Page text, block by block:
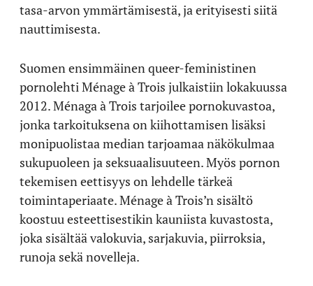
tasa-arvon ymmärtämisestä, ja erityisesti siitä
nauttimisesta.
Suomen ensimmäinen queer-feministinen
pornolehti Ménage à Trois julkaistiin lokakuussa
2012. Ménaga à Trois tarjoilee pornokuvastoa,
jonka tarkoituksena on kiihottamisen lisäksi
monipuolistaa median tarjoamaa näkökulmaa
sukupuoleen ja seksuaalisuuteen. Myös pornon
tekemisen eettisyys on lehdelle tärkeä
toimintaperiaate. Ménage à Trois’n sisältö
koostuu esteettisestikin kauniista kuvastosta,
joka sisältää valokuvia, sarjakuvia, piirroksia,
runoja sekä novelleja.